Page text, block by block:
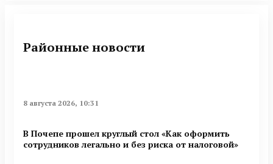
Районные новости
8 августа 2026, 10:31
В Почепе прошел круглый стол «Как оформить
сотрудников легально и без риска от налоговой»